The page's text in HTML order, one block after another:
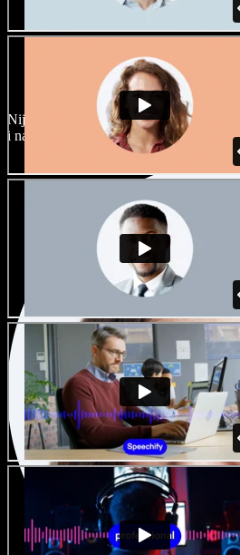
Veliki izbor muških i
raznih
Nijedan projekt ne mora zvučati isto.
i naglasaka i prilagodite ih sebi.